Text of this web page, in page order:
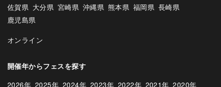
佐賀県 大分県 宮崎県 沖縄県 熊本県 福岡県 長崎県
鹿児島県
オンライン
開催年からフェスを探す
2026年 2025年 2024年 2023年 2022年 2021年 2020年